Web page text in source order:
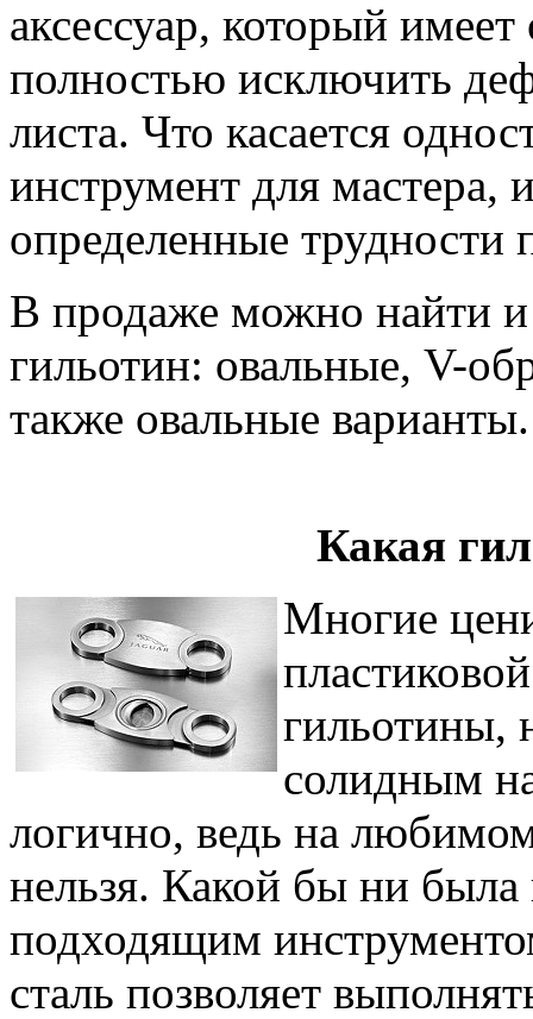
аксессуар, который
полностью исключить
листа. Что касается
инструмент для мастера,
определенные трудности
В продаже можно найти
гильотин: овальные, V-
также овальные варианты.
Какая
Многие
гильотины,
солидным
логично, ведь на
нельзя. Какой бы ни была
подходящим
сталь позволяет